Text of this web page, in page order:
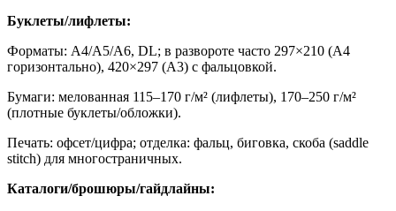
Буклеты/лифлеты:
Форматы: A4/A5/A6, DL; в развороте часто 297×210 (A4
горизонтально), 420×297 (A3) с фальцовкой.
Бумаги: мелованная 115–170 г/м² (лифлеты), 170–250 г/м²
(плотные буклеты/обложки).
Печать: офсет/цифра; отделка: фальц, биговка, скоба (saddle
stitch) для многостраничных.
Каталоги/брошюры/гайдлайны: